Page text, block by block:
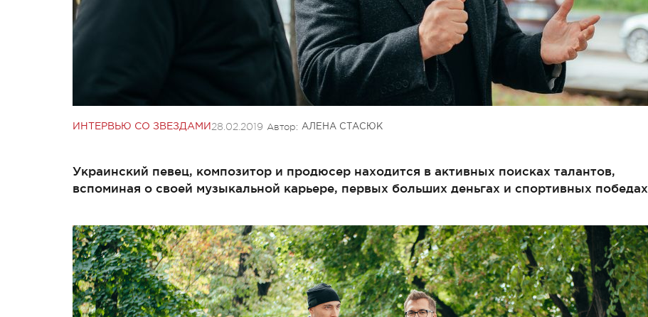
ИНТЕРВЬЮ СО ЗВЕЗДАМИ 28.02.2019 Автор: АЛЕНА СТАСЮК
Украинский певец, композитор и продюсер находится в активных поисках талантов,
вспоминая о своей музыкальной карьере, первых больших деньгах и спортивных победах